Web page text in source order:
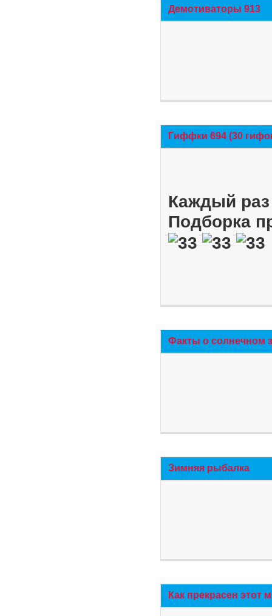
Демотиваторы 913
Гиффки 694 (30
Каждый
Подборка
Факты о солнечном
Зимняя рыбалка
Как прекрасен этот